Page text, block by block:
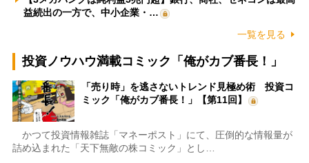
益続出の一方で、中小企業・…
一覧を見る
投資ノウハウ満載コミック「俺がカブ番長！」
「売り時」を逃さないトレンド見極め術 投資コ
ミック「俺がカブ番長！」【第11回】
かつて投資情報雑誌「マネーポスト」にて、圧倒的な情報量が
詰め込まれた「天下無敵の株コミック」とし…